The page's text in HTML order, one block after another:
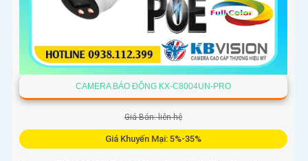
CAMERA BÁO ĐỘNG KX-C8004UN-PRO
Giá Bán: liên hệ
Giá Khuyến Mại: 5%-35%